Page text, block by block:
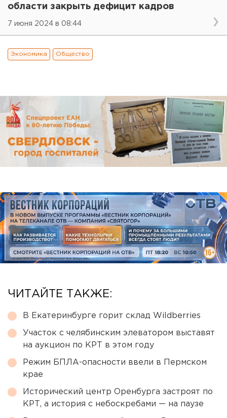
области закрыть дефицит кадров
7 июня 2024 в 08:44
Экономика Общество
ЧИТАЙТЕ ТАКЖЕ:
В Екатеринбурге горит склад Wildberries
Участок с челябинским элеватором выставят
на аукцион по КРТ в этом году
Режим БПЛА-опасности ввели в Пермском
крае
Исторический центр Оренбурга застроят по
КРТ, а история с небоскребами — на паузе